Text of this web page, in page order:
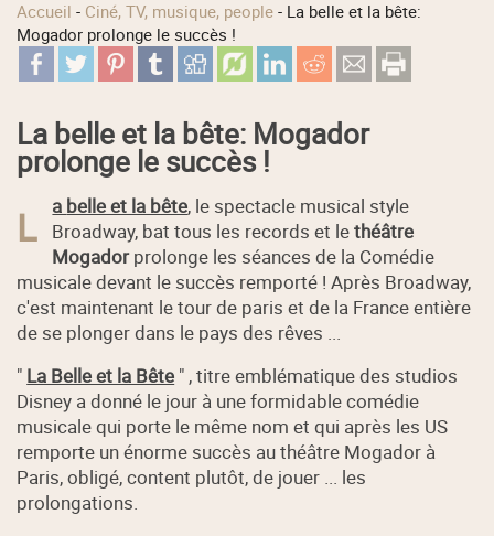
Accueil - Ciné, TV, musique, people - La belle et la bête:
Mogador prolonge le succès !
La belle et la bête: Mogador
prolonge le succès !
L a belle et la bête, le spectacle musical style
Broadway, bat tous les records et lethéâtre
Mogadorprolonge les séances de la Comédie
musicale devant le succès remporté ! Après Broadway,
c'est maintenant le tour de paris et de la France entière
de se plonger dans le pays des rêves ...
" La Belle et la Bête " , titre emblématique des studios
Disney a donné le jour à une formidable comédie
musicale qui porte le même nom et qui après les US
remporte un énorme succès au théâtre Mogador à
Paris, obligé, content plutôt, de jouer ... les
prolongations.